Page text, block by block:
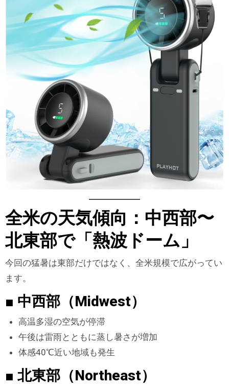
全米の天気傾向：中西部〜
北東部で「熱波ドーム」
今回の猛暑は東部だけではなく、全米規模で広がってい
ます。
■ 中西部（Midwest）
高温多湿の空気が停滞
午後は雷雨とともに蒸し暑さが増加
体感40℃近い地域も発生
■ 北東部（Northeast）